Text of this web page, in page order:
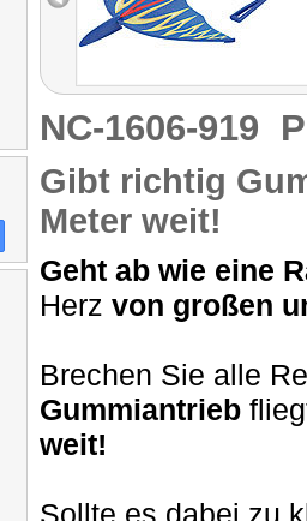
NC-1606-919
Gibt richtig
Meter weit!
Geht ab wie eine
Herz von großen
Brechen Sie alle
Gummiantrieb
weit!
Sollte es dabei zu